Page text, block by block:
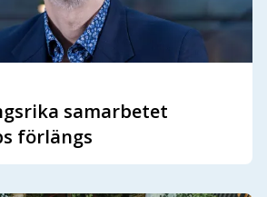
samarbetet
förlängs